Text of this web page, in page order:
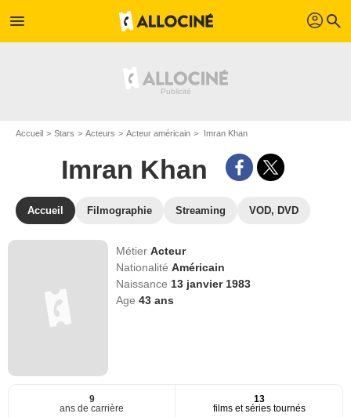
menu profil search
Accueil Stars Acteurs Acteur américain Imran Khan
Imran Khan
Accueil Filmographie Streaming VOD, DVD
MétierActeur
NationalitéAméricain
Naissance 13 janvier 1983
Age43 ans
9
ans de carrière
13
films et séries tournés